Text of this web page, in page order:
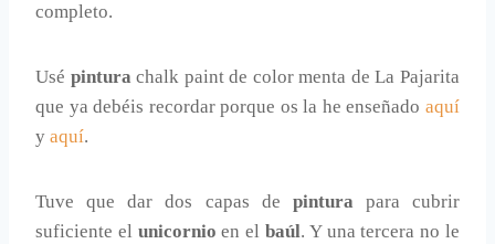
completo.
Usé pinturachalk paint de color menta de La Pajarita
que ya debéis recordar porque os la he enseñado aquí
y aquí.
Tuve que dar dos capas de pintura para cubrir
suficiente el unicornioen elbaúl. Y una tercera no le